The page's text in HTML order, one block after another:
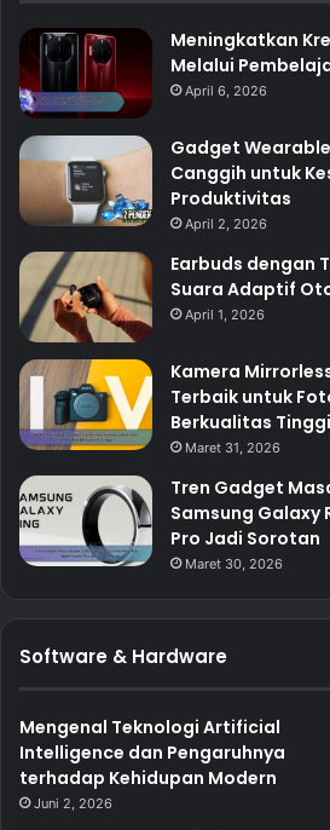
Meningkatkan
Melalui
April 6, 2026
Gadget
Canggih untuk
Produktivitas
April 2, 2026
Earbuds dengan
Suara Adaptif
April 1, 2026
Kamera
Terbaik untuk
Berkualitas Tinggi
Maret 31, 2026
Tren Gadget
Samsung Galaxy
Pro Jadi Sorotan
Maret 30, 2026
Software & Hardware
Mengenal Teknologi Artificial
Intelligence dan Pengaruhnya
terhadap Kehidupan Modern
Juni 2, 2026